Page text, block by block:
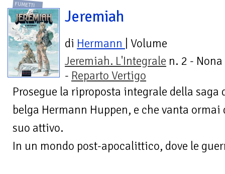
FUMETTI
Jeremiah
di Hermann
| Volume
Jeremiah. L'Integrale n. 2 -
- Reparto Vertigo
Prosegue la riproposta integrale della
belga Hermann Huppen, e che vanta
suo attivo.
In un mondo post-apocalittico, dove le